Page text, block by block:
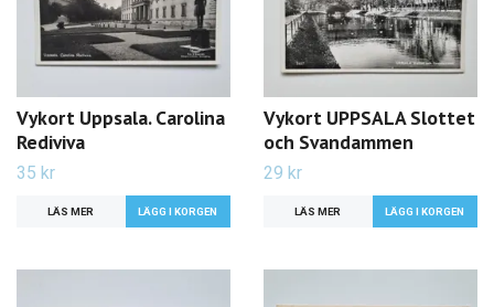
Vykort Uppsala. Carolina
Rediviva
35 kr
LÄS MER
Vykort UPPSALA Slottet
och Svandammen
29 kr
LÄS MER